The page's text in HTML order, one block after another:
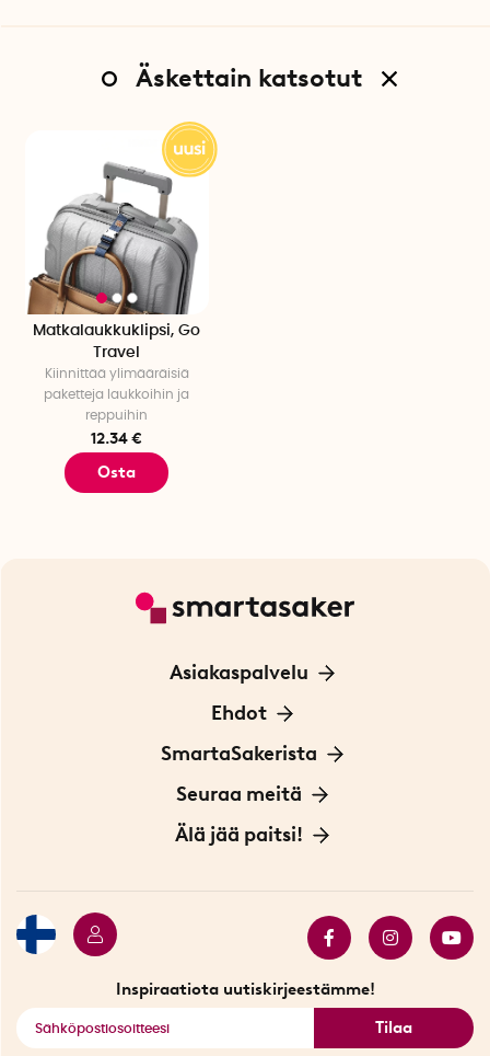
Äskettain katsotut
Matkalaukkuklipsi, Go
Travel
Kiinnittää ylimääräisiä
paketteja laukkoihin ja
reppuihin
12.34 €
Osta
Asiakaspalvelu
Ota yhteyttä
Ehdot
Tietoa evästeistä
Yksityisyydensuoja
Sopimusehdot
SmartaSakerista
Meistä
Myymälä Tukholmassa
Seuraa meitä
Innovaattoriblogi
Älä jää paitsi!
Katso kaikki älykkäät tuotteet
Inspiraatiota uutiskirjeestämme!
Tilaa